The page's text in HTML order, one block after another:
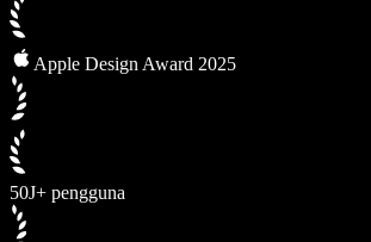
Apple Design Award 2025
50J+ pengguna